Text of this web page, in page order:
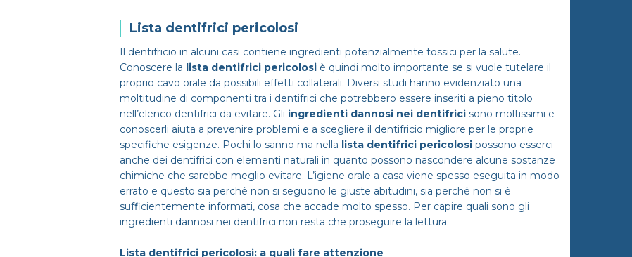
Lista dentifrici pericolosi
Il dentifricio in alcuni casi contiene ingredienti potenzialmente tossici per la salute.
Conoscere la lista dentifrici pericolosi è quindi molto importante se si vuole tutelare il
proprio cavo orale da possibili effetti collaterali. Diversi studi hanno evidenziato una
moltitudine di componenti tra i dentifrici che potrebbero essere inseriti a pieno titolo
nell’elenco dentifrici da evitare. Gli ingredienti dannosi nei dentifrici sono moltissimi e
conoscerli aiuta a prevenire problemi e a scegliere il dentifricio migliore per le proprie
specifiche esigenze. Pochi lo sanno ma nella lista dentifrici pericolosi possono esserci
anche dei dentifrici con elementi naturali in quanto possono nascondere alcune sostanze
chimiche che sarebbe meglio evitare. L’igiene orale a casa viene spesso eseguita in modo
errato e questo sia perché non si seguono le giuste abitudini, sia perché non si è
sufficientemente informati, cosa che accade molto spesso. Per capire quali sono gli
ingredienti dannosi nei dentifrici non resta che proseguire la lettura.
Lista dentifrici pericolosi: a quali fare attenzione